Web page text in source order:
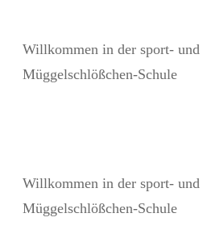
Willkommen in der sport- und
Müggelschlößchen-Schule
Willkommen in der sport- und
Müggelschlößchen-Schule